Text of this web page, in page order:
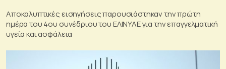
Αποκαλυπτικές εισηγήσεις παρουσιάστηκαν την πρώτη
ημέρα του 4ου συνέδριου του ΕΛΙΝΥΑΕ για την επαγγελματική
υγεία και ασφάλεια